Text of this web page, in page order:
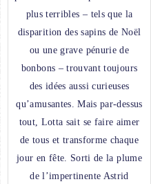
plus terribles – tels que la
disparition des sapins de Noël
ou une grave pénurie de
bonbons – trouvant toujours
des idées aussi curieuses
qu’amusantes. Mais par-dessus
tout, Lo­tta sait se faire aimer
de tous et transforme chaque
jour en fête. Sorti de la plume
de l’impertinente Astrid